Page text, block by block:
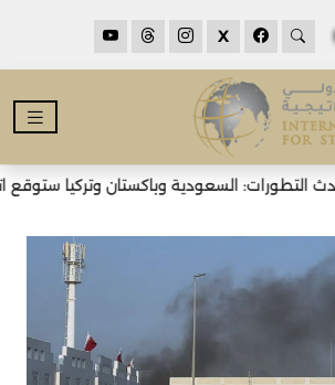
X
السعودية وباكستان وتركيا ستوقع